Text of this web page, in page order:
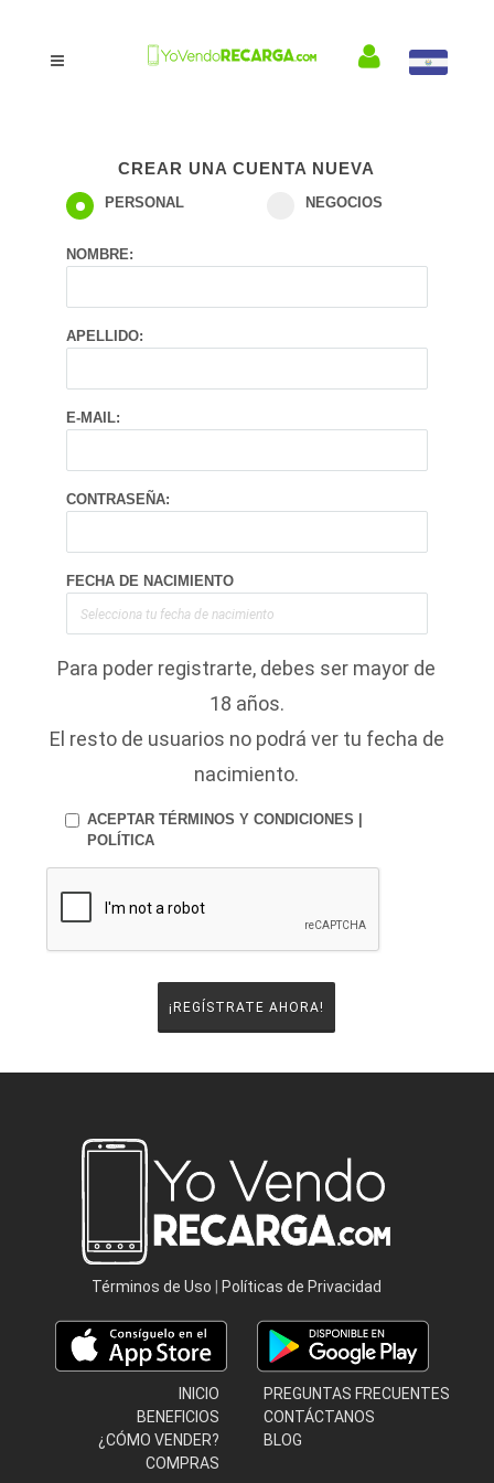
CREAR UNA CUENTA NUEVA
PERSONAL NEGOCIOS
NOMBRE:
APELLIDO:
E-MAIL:
CONTRASEÑA:
FECHA DE NACIMIENTO
Para poder registrarte, debes ser mayor de
18 años.
El resto de usuarios no podrá ver tu fecha de
nacimiento.
ACEPTAR TÉRMINOS Y CONDICIONES |
POLÍTICA
Términos de Uso Políticas de Privacidad
INICIO
BENEFICIOS
¿CÓMO VENDER?
COMPRAS
PREGUNTAS FRECUENTES
CONTÁCTANOS
BLOG